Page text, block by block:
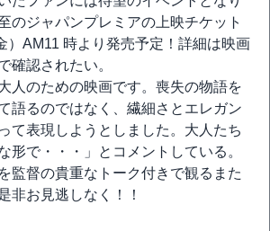
のジャパンプレミアの上映チケット
）AM11 時より発売予定！詳細は映画
確認されたい。
人のための映画です。喪失の物語を
語るのではなく、繊細さとエレガン
て表現しようとしました。大人たち
形で・・・」とコメントしている。
監督の貴重なトーク付きで観るまた
非お見逃しなく！！